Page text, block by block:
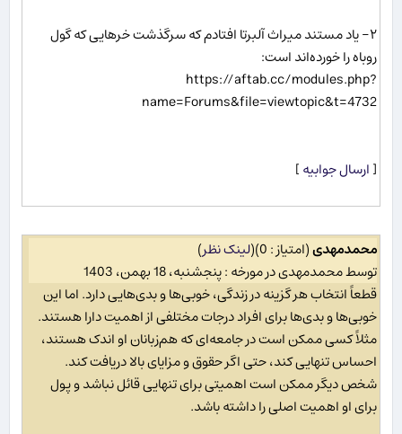
۲- یاد مستند میراث آلبرتا افتادم که سرگذشت خرهایی که گول
روباه را خورده‌اند است:
https://aftab.cc/modules.php?
name=Forums&file=viewtopic&t=4732
[ارسال جوابیه]
محمدمهدی(امتیاز : 0) (لینک نظر)
توسط محمدمهدی در مورخه : پنجشنبه، 18 بهمن، 1403
قطعاً انتخاب هر گزینه در زندگی، خوبی‌ها و بدی‌هایی دارد. اما این
خوبی‌ها و بدی‌ها برای افراد درجات مختلفی از اهمیت دارا هستند.
مثلاً کسی ممکن است در جامعه‌ای که هم‌زبانان او اندک هستند،
احساس تنهایی کند، حتی اگر حقوق و مزایای بالا دریافت کند.
شخص دیگر ممکن است اهمیتی برای تنهایی قائل نباشد و پول
برای او اهمیت اصلی را داشته باشد.